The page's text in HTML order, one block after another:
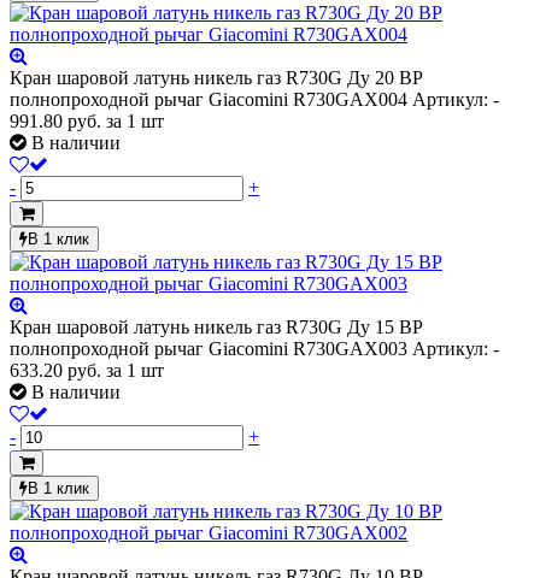
Кран шаровой латунь никель газ R730G Ду 20 ВР
полнопроходной рычаг Giacomini R730GAX004 Артикул: -
991.80 руб. за 1 шт
В наличии
- +
В 1 клик
Кран шаровой латунь никель газ R730G Ду 15 ВР
полнопроходной рычаг Giacomini R730GAX003 Артикул: -
633.20 руб. за 1 шт
В наличии
- +
В 1 клик